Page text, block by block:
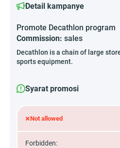
Detail kampanye
Promote Decathlon program
Commission: sales
Decathlon is a chain of large
sports equipment.
Syarat promosi
×Not allowed
Forbidden: